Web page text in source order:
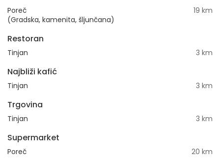
Poreč
(Gradska, kamenita, šljunčana)
19 km
Restoran
Tinjan 3 km
Najbliži kafić
Tinjan 3 km
Trgovina
Tinjan 3 km
Supermarket
Poreč 20 km